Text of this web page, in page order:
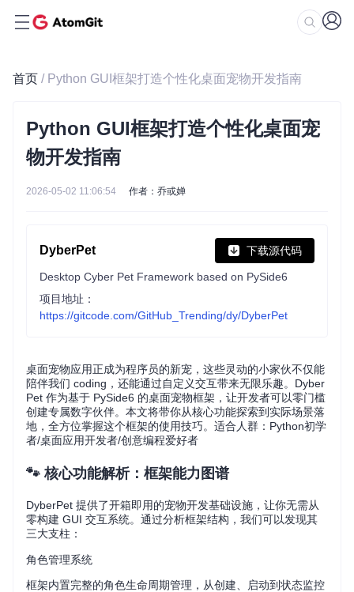
首页 / Python GUI框架打造个性化桌面宠物开发指南
Python GUI框架打造个性化桌面宠
物开发指南
2026-05-02 11:06:54 作者：乔或婵
DyberPet 下载源代码
Desktop Cyber Pet Framework based on PySide6
项目地址：
https://gitcode.com/GitHub_Trending/dy/DyberPet
桌面宠物应用正成为程序员的新宠，这些灵动的小家伙不仅能
陪伴我们 coding，还能通过自定义交互带来无限乐趣。Dyber
Pet 作为基于 PySide6 的桌面宠物框架，让开发者可以零门槛
创建专属数字伙伴。本文将带你从核心功能探索到实际场景落
地，全方位掌握这个框架的使用技巧。适合人群：Python初学
者/桌面应用开发者/创意编程爱好者
🐾 核心功能解析：框架能力图谱
DyberPet 提供了开箱即用的宠物开发基础设施，让你无需从
零构建 GUI 交互系统。通过分析框架结构，我们可以发现其
三大支柱：
角色管理系统
框架内置完整的角色生命周期管理，从创建、启动到状态监控